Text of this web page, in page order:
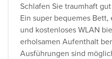
Schlafen Sie traumhaft
Ein super bequemes
und kostenloses WLAN
erholsamen Aufenthalt
Ausführungen sind